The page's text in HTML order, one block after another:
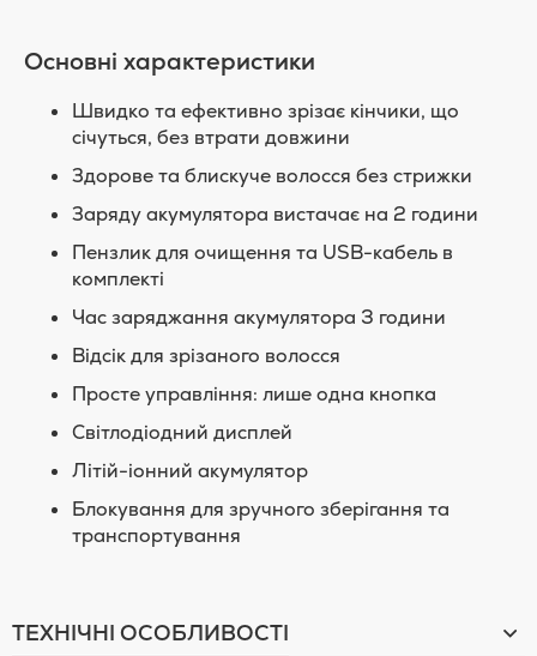
Основні характеристики
Швидко та ефективно зрізає кінчики, що
січуться, без втрати довжини
Здорове та блискуче волосся без стрижки
Заряду акумулятора вистачає на 2 години
Пензлик для очищення та USB-кабель в
комплекті
Час заряджання акумулятора 3 години
Відсік для зрізаного волосся
Просте управління: лише одна кнопка
Світлодіодний дисплей
Літій-іонний акумулятор
Блокування для зручного зберігання та
транспортування
ТЕХНІЧНІ ОСОБЛИВОСТІ